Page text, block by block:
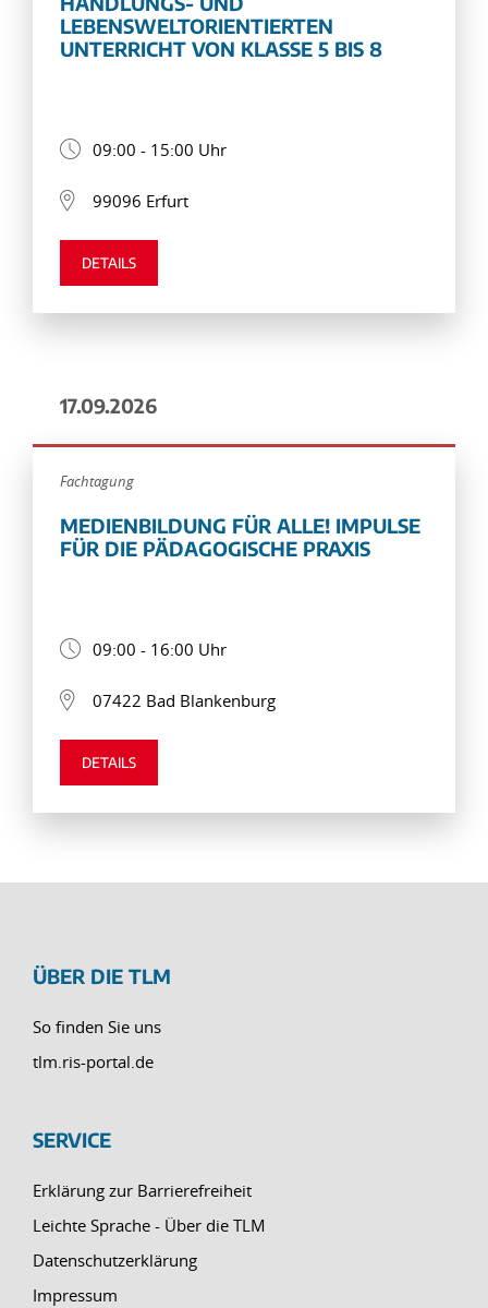
LEBENSWELTORIENTIERTEN
UNTERRICHT VON KLASSE 5 BIS 8
09:00 - 15:00 Uhr
99096 Erfurt
DETAILS
17.09.2026
Fachtagung
MEDIENBILDUNG FÜR ALLE! IMPULSE
FÜR DIE PÄDAGOGISCHE PRAXIS
09:00 - 16:00 Uhr
07422 Bad Blankenburg
DETAILS
ÜBER DIE TLM
So finden Sie uns
tlm.ris-portal.de
SERVICE
Erklärung zur Barrierefreiheit
Leichte Sprache - Über die TLM
Datenschutzerklärung
Impressum